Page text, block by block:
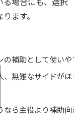
ます。
の補助として使いやす
、無難なサイドがほし
ら主役より補助向き